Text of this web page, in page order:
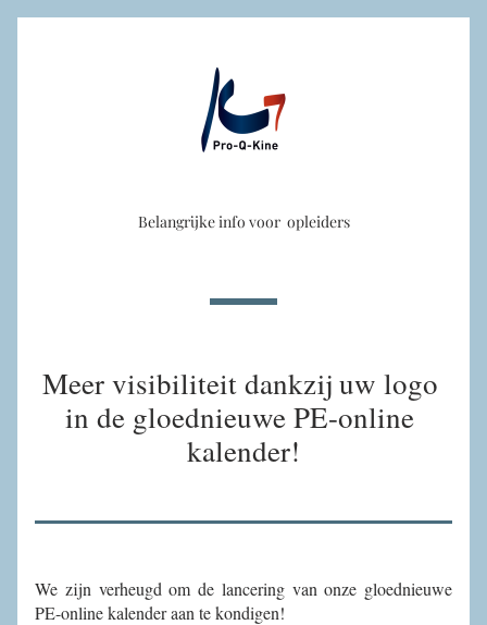
Belangrijke info voor  opleiders
Meer visibiliteit dankzij uw logo
in de gloednieuwe PE-online
kalender!
We zijn verheugd om de lancering van onze gloednieuwe
PE-online kalender aan te kondigen!